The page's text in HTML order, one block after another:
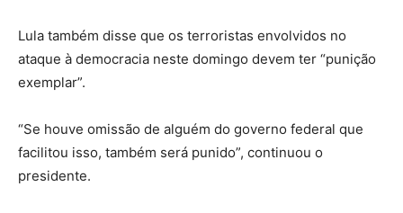
Lula também disse que os terroristas envolvidos no
ataque à democracia neste domingo devem ter “punição
exemplar”.
“Se houve omissão de alguém do governo federal que
facilitou isso, também será punido”, continuou o
presidente.